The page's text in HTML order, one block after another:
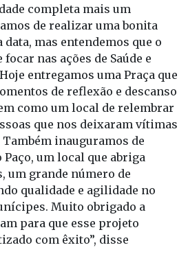
completa mais um
de realizar uma bonita
mas entendemos que o
nas ações de Saúde e
entregamos uma Praça que
de reflexão e descanso
como um local de relembrar
que nos deixaram vítimas
inauguramos de
um local que abriga
um grande número de
qualidade e agilidade no
Muito obrigado a
para que esse projeto
com êxito”, disse